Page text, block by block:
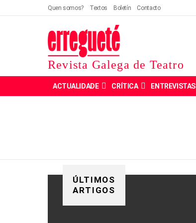
Quen somos? Textos Boletín Contacto
Revista Galega de Teatro
ACTUALIDADE CRÍTICA ENTREVISTAS
ÚLTIMOS
ARTIGOS